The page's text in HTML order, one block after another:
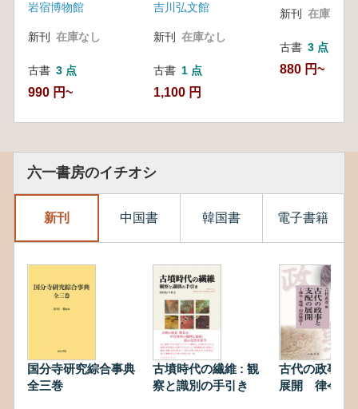
岩宿博物館
新刊 在庫なし
古書 3 点
990 円~
吉川弘文館
新刊 在庫なし
古書 1 点
1,100 円
新刊 在庫なし
古書 3 点
880 円~
六一書房のイチオシ
新刊 中国書 韓国書 電子書籍
国分寺研究綜合事典
全三巻
古墳時代の繊維 : 観
察と識別の手引き
古代の政事と
展開 律令・